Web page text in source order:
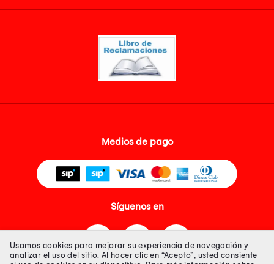
Medios de pago
Síguenos en
Usamos cookies para mejorar su experiencia de navegación y
analizar el uso del sitio. Al hacer clic en “Acepto”, usted consiente